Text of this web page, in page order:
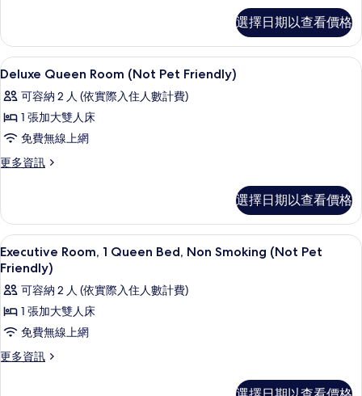
的
所
有
相
片
2
間
臥
(Non
Pet
Friendly)
的
詳
情
選擇日期以查看價格
顯
示
Deluxe
Queen
Room
(Not
的
所
有
相
片
書桌、筆電工作空間、免費無線上網、
11
Deluxe Queen Room (Not Pet Friendly)
可容納 2 人 (依實際入住人數計費)
1 張加大雙人床
免費無線上網
更多資訊
更
Room
(Not
Pet
Friendly)
詳
情
選擇日期以查看價格
顯
示
Executive
Room,
1
Queen
Bed,
書桌、筆電工作空間、免費無線上網、
10
Executive Room, 1 Queen Bed, Non Smoking (Not Pet
Friendly)
可容納 2 人 (依實際入住人數計費)
1 張加大雙人床
免費無線上網
更多資訊
更